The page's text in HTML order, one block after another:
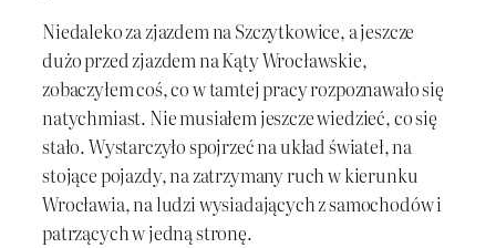
Niedaleko za zjazdem na Szczytkowice, a jeszcze
dużo przed zjazdem na Kąty Wrocławskie,
zobaczyłem coś, co w tamtej pracy rozpoznawało się
natychmiast. Nie musiałem jeszcze wiedzieć, co się
stało. Wystarczyło spojrzeć na układ świateł, na
stojące pojazdy, na zatrzymany ruch w kierunku
Wrocławia, na ludzi wysiadających z samochodów i
patrzących w jedną stronę.